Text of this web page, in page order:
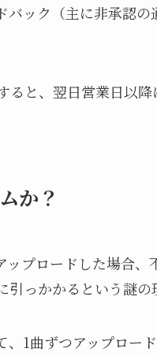
バック（主に非承認
と、翌日営業日以降
か？
ップロードした場合
っかかるという謎の
、1曲ずつアップロー